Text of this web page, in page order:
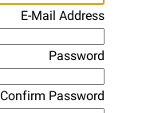
E-Mail Address
Password
Confirm Password